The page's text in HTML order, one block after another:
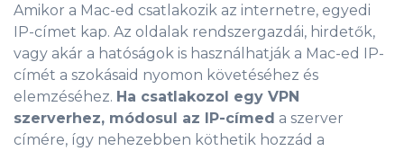
Amikor a Mac-ed csatlakozik az internetre, egyedi
IP-címet kap. Az oldalak rendszergazdái, hirdetők,
vagy akár a hatóságok is használhatják a Mac-ed IP-
címét a szokásaid nyomon követéséhez és
elemzéséhez. Ha csatlakozol egy VPN
szerverhez, módosul az IP-címed a szerver
címére, így nehezebben köthetik hozzád a